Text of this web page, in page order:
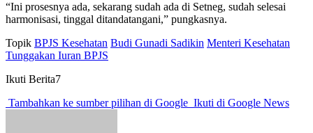
“Ini prosesnya ada, sekarang sudah ada di Setneg, sudah selesai
harmonisasi, tinggal ditandatangani,” pungkasnya.
Topik BPJS Kesehatan Budi Gunadi Sadikin Menteri Kesehatan
Tunggakan Iuran BPJS
Ikuti Berita7
Tambahkan ke sumber pilihan di Google Ikuti di Google News